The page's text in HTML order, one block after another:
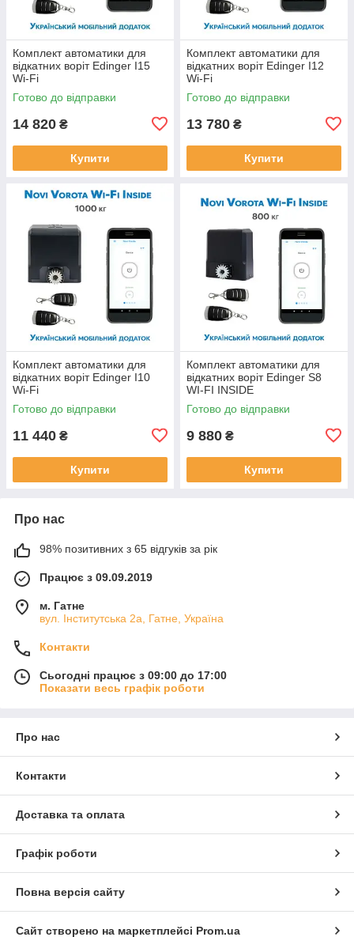
Комплект автоматики для
відкатних воріт Edinger I15
Wi-Fi
Готово до відправки
14 820 ₴
Купити
Комплект автоматики для
відкатних воріт Edinger I12
Wi-Fi
Готово до відправки
13 780 ₴
Купити
Комплект автоматики для
відкатних воріт Edinger I10
Wi-Fi
Готово до відправки
11 440 ₴
Купити
Комплект автоматики для
відкатних воріт Edinger S8
WI-FI INSIDE
Готово до відправки
9 880 ₴
Купити
Про нас
98% позитивних з 65 відгуків за рік
Працює з 09.09.2019
м. Гатне
вул. Інститутська 2а, Гатне, Україна
Контакти
Сьогодні працює з 09:00 до 17:00
Показати весь графік роботи
Про нас
Контакти
Доставка та оплата
Графік роботи
Повна версія сайту
Сайт створено на маркетплейсі Prom.ua